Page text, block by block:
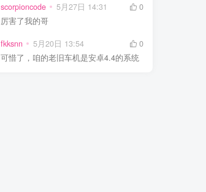
scorpioncode 5月27日 14:31
0
厉害了我的哥
fkksnn 5月20日 13:54
0
可惜了，咱的老旧车机是安卓4.4的系统